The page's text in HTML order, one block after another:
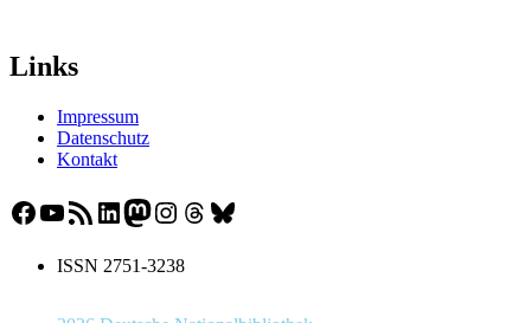
Links
Impressum
Datenschutz
Kontakt
Facebook YouTube RSS-Feed LinkedIn Mastodon Instagram Threads Bluesky
ISSN 2751-3238